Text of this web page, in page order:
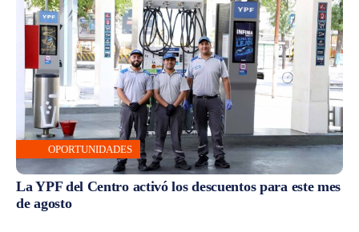
OPORTUNIDADES
La YPF del Centro activó los descuentos para este mes
de agosto